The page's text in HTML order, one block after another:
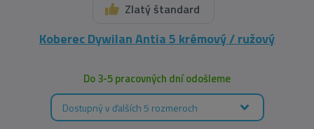
Zlatý štandard
Koberec Dywilan Antia 5 krémový / ružový
Do 3-5 pracovných dní odošleme
Dostupný v ďalších 5 rozmeroch